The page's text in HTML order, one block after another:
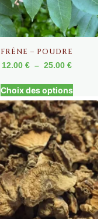
FRÊNE – POUDRE
12.00 € – 25.00 €
Choix des options